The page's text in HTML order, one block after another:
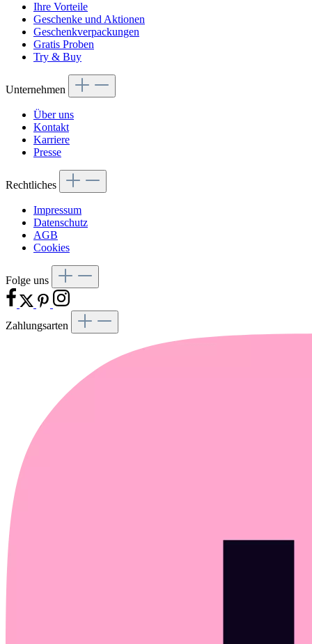
Ihre Vorteile
Geschenke und Aktionen
Geschenkverpackungen
Gratis Proben
Try & Buy
Unternehmen
Über uns
Kontakt
Karriere
Presse
Rechtliches
Impressum
Datenschutz
AGB
Cookies
Folge uns
Zahlungsarten